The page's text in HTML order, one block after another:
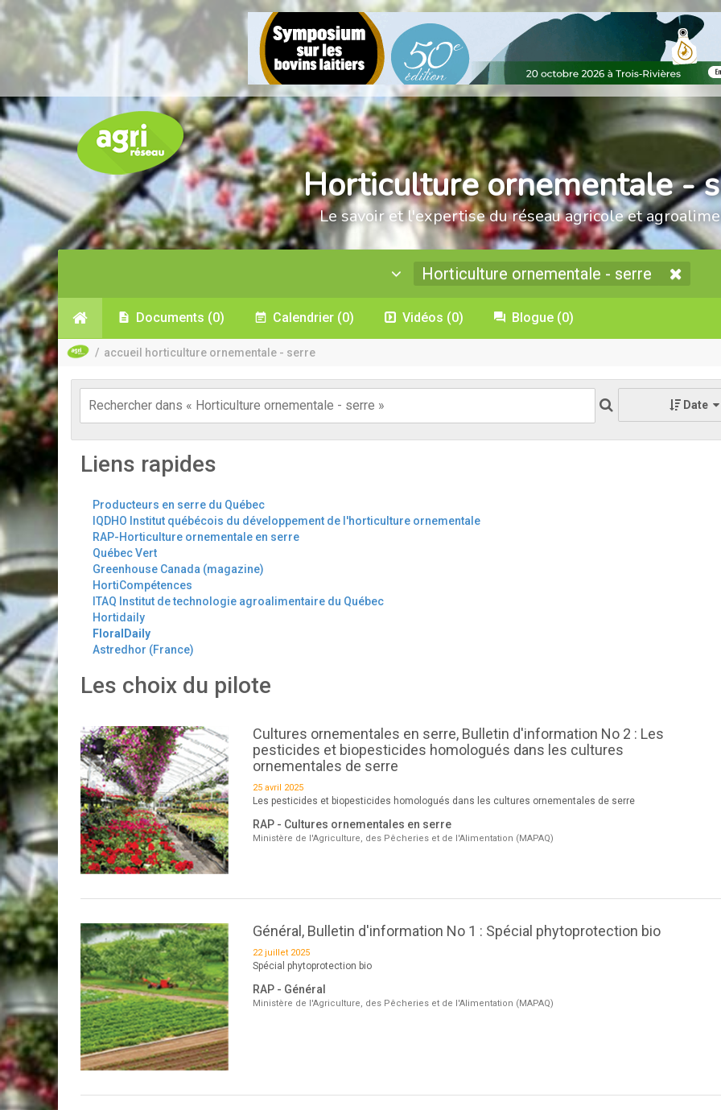
Horticulture ornementale -
Le savoir et l'expertise du réseau agricole et
Horticulture ornementale - serre
Documents (0) Calendrier (0) Vidéos (0) Blogue (0)
/ accueil horticulture ornementale - serre
Date
Liens rapides
Producteurs en serre du Québec
IQDHO Institut québécois du développement de l'horticulture ornementale
RAP-Horticulture ornementale en serre
Québec Vert
Greenhouse Canada (magazine)
HortiCompétences
ITAQ Institut de technologie agroalimentaire du Québec
Hortidaily
FloralDaily
Astredhor (France)
Les choix du pilote
Cultures ornementales en serre, Bulletin d'information No 2 : Les
pesticides et biopesticides homologués dans les cultures
ornementales de serre
25 avril 2025
Les pesticides et biopesticides homologués dans les cultures ornementales de serre
RAP - Cultures ornementales en serre
Ministère de l'Agriculture, des Pêcheries et de l'Alimentation (MAPAQ)
Général, Bulletin d'information No 1 : Spécial phytoprotection bio
22 juillet 2025
Spécial phytoprotection bio
RAP - Général
Ministère de l'Agriculture, des Pêcheries et de l'Alimentation (MAPAQ)